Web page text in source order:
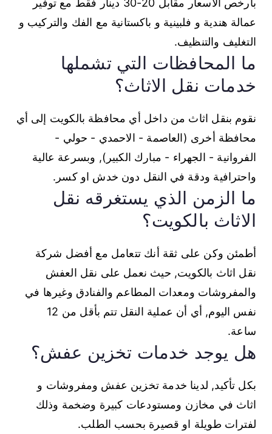
بأرخص الاسعار مقابل 20-30 دينار فقط مع توفير
عمالة هندية و فلبينية و باكستانية مع الفك والتركيب و
التغليف والتنظيف.
ما المحافظات التي تشملها
خدمات نقل الاثاث؟
نقوم بنقل اثاث من داخل أي محافظة بالكويت إلى أي
محافظة أخرى (العاصمة - الاحمدي - حولي -
الفروانية - الجهراء - مبارك الكبير), وبسرعة عالية
واحترافية ودقة في النقل دون خدش او كسر.
ما الزمن الذي يستغرقه نقل
الاثاث بالكويت؟
أطمئن وكن على ثقة أنك تتعامل مع أفضل شركة
نقل اثاث بالكويت, حيث نعمل على نقل العفش
والمفروشات ومعدات المطاعم والفنادق وغيرها في
نفس اليوم, أي أن عملية النقل تتم بأقل من 12
ساعة.
هل يوجد خدمات تخزين عفش؟
بكل تأكيد, لدينا خدمة تخزين عفش ومفروشات و
اثاث في مخازن ومستودعات كبيرة وضخمة وذلك
لفترات طويلة او قصيرة بحسب الطلب.